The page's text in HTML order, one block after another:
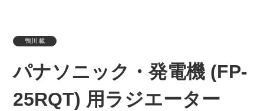
鴨川 載
パナソニック・発電機 (FP-
25RQT) 用ラジエーター